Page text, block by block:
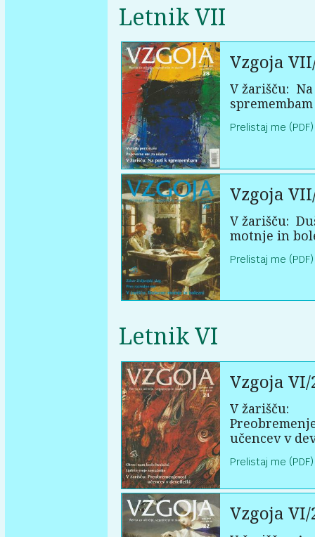
Letnik VII
Vzgoja
V žarišču:
spremembam
Prelistaj me (PDF)
Vzgoja
V žarišču:
motnje in
Prelistaj me (PDF)
Letnik VI
Vzgoja VI/
V žarišču:
učencev v
Prelistaj me (PDF)
Vzgoja VI/